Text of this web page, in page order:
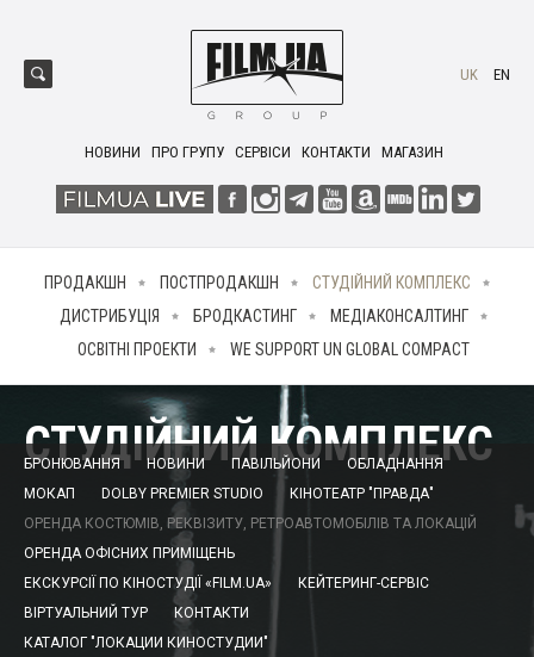
НОВИНИ ПРО ГРУПУ СЕРВІСИ КОНТАКТИ МАГАЗИН
UK EN
ПРОДАКШН ПОСТПРОДАКШН
СТУДІЙНИЙ КОМПЛЕКС
ДИСТРИБУЦІЯ
БРОДКАСТИНГ
МЕДІАКОНСАЛТИНГ
ОСВІТНІ ПРОЕКТИ
WE SUPPORT UN GLOBAL COMPACT
СТУДІЙНИЙ КОМПЛЕКС
БРОНЮВАННЯ НОВИНИ ПАВІЛЬЙОНИ
ОБЛАДНАННЯ
МОКАП
DOLBY PREMIER STUDIO
КІНОТЕАТР "ПРАВДА"
ОРЕНДА КОСТЮМІВ, РЕКВІЗИТУ, РЕТРОАВТОМОБІЛІВ ТА ЛОКАЦІЙ
ОРЕНДА ОФІСНИХ ПРИМІЩЕНЬ
ЕКСКУРСІЇ ПО КІНОСТУДІЇ «FILM.UA»
КЕЙТЕРИНГ-СЕРВІС
ВІРТУАЛЬНИЙ ТУР
КОНТАКТИ
КАТАЛОГ "ЛОКАЦИИ КИНОСТУДИИ"